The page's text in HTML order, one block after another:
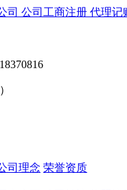
司理念 荣誉资质